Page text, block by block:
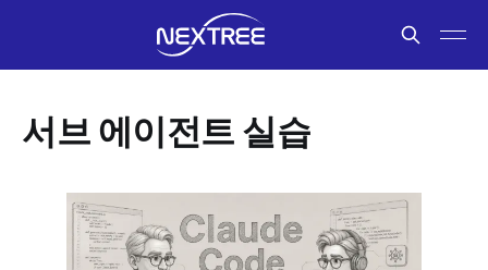
서브 에이전트 실습